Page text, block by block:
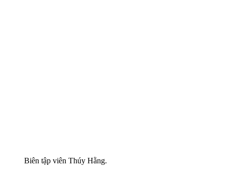
Biên tập viên Thúy Hằng.